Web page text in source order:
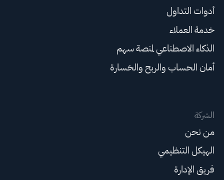
أدوات التداول
خدمة العملاء
الذكاء الاصطناعي لمنصة سهم
أمان الحساب والربح والخسارة
الشركة
من نحن
الهيكل التنظيمي
فريق الإدارة